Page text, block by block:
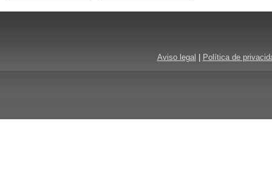
Aviso legal Política de